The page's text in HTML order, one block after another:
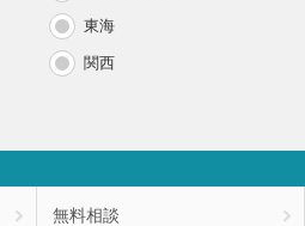
東海
関西
無料相談